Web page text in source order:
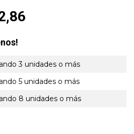
3 unidades o más
5 unidades o más
8 unidades o más